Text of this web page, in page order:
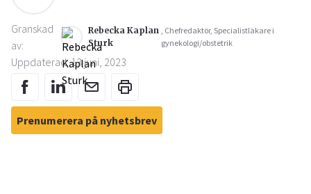
Granskad
av:
Rebecka Kaplan
Sturk
, Chefredaktör, Specialistläkare i
gynekologi/obstetrik
Uppdaterad: 13 juni, 2023
Prenumerera på nyhetsbrev